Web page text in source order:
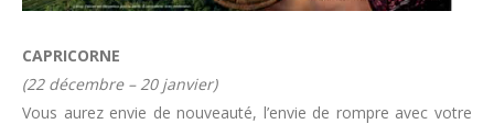
CAPRICORNE
(22 décembre – 20 janvier)
Vous aurez envie de nouveauté, l’envie de rompre avec votre